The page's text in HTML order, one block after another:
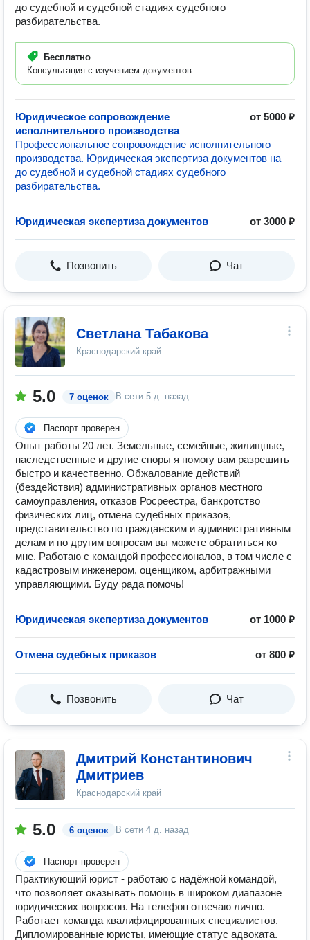
до судебной и судебной стадиях судебного
разбирательства.
Бесплатно
Консультация с изучением документов.
Юридическое сопровождение
исполнительного производства
от 5000 ₽
Профессиональное сопровождение исполнительного
производства. Юридическая экспертиза документов на
до судебной и судебной стадиях судебного
разбирательства.
Юридическая экспертиза документов от 3000 ₽
Позвонить Чат
Светлана Табакова
Краснодарский край
5.0 7 оценок В сети 5 д. назад
Паспорт проверен
Опыт работы 20 лет. Земельные, семейные, жилищные,
наследственные и другие споры я помогу вам разрешить
быстро и качественно. Обжалование действий
(бездействия) административных органов местного
самоуправления, отказов Росреестра, банкротство
физических лиц, отмена судебных приказов,
представительство по гражданским и административным
делам и по другим вопросам вы можете обратиться ко
мне. Работаю с командой профессионалов, в том числе с
кадастровым инженером, оценщиком, арбитражными
управляющими. Буду рада помочь!
Юридическая экспертиза документов от 1000 ₽
Отмена судебных приказов от 800 ₽
Позвонить Чат
Дмитрий Константинович
Дмитриев
Краснодарский край
5.0 6 оценок В сети 4 д. назад
Паспорт проверен
Практикующий юрист - работаю с надёжной командой,
что позволяет оказывать помощь в широком диапазоне
юридических вопросов. На телефон отвечаю лично.
Работает команда квалифицированных специалистов.
Дипломированные юристы, имеющие статус адвоката.